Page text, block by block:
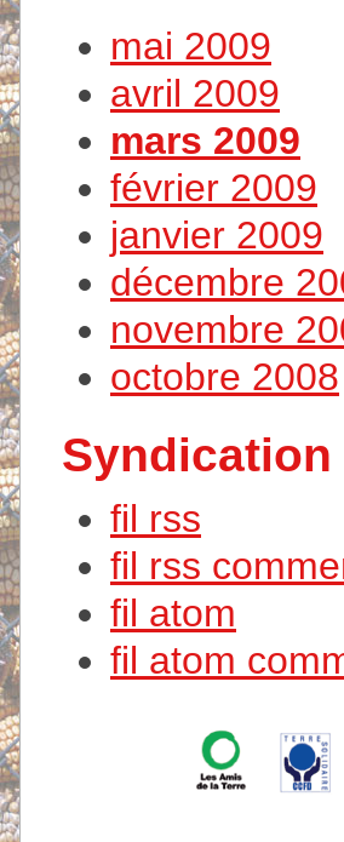
mai 2009
avril 2009
mars 2009
février 2009
janvier 2009
décembre
novembre
octobre 2008
Syndication
fil rss
fil rss
fil atom
fil atom